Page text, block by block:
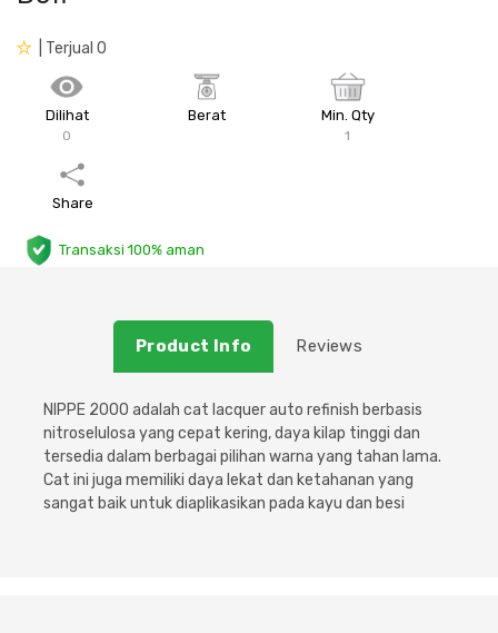
Sanitari & Aksesorisnya
Atap & Lantai
Cat dan Kimia
Besi Profil & Plat
Pompa dan Pipa
| Terjual 0
Dilihat
0
Berat Min. Qty
1
Share
Transaksi 100% aman
Product Info Reviews
NIPPE 2000 adalah cat lacquer auto refinish berbasis
nitroselulosa yang cepat kering, daya kilap tinggi dan
tersedia dalam berbagai pilihan warna yang tahan lama.
Cat ini juga memiliki daya lekat dan ketahanan yang
sangat baik untuk diaplikasikan pada kayu dan besi